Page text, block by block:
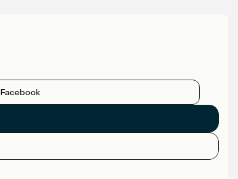
Facebook